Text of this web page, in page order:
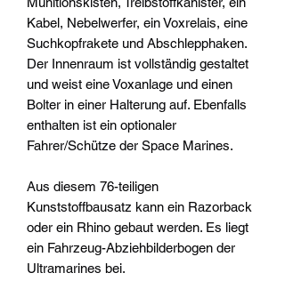
Kabel, Nebelwerfer, ein Voxrelais, eine
Suchkopfrakete und Abschlepphaken.
Der Innenraum ist vollständig gestaltet
und weist eine Voxanlage und einen
Bolter in einer Halterung auf. Ebenfalls
enthalten ist ein optionaler
Fahrer/Schütze der Space Marines.
Aus diesem 76-teiligen
Kunststoffbausatz kann ein Razorback
oder ein Rhino gebaut werden. Es liegt
ein Fahrzeug-Abziehbilderbogen der
Ultramarines bei.